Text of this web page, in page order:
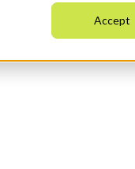
Accept